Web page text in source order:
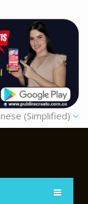
(Simplified)